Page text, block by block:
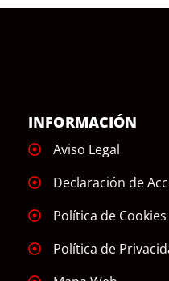
INFORMACIÓN
Aviso Legal
Declaración de
Política de Cookies
Política de